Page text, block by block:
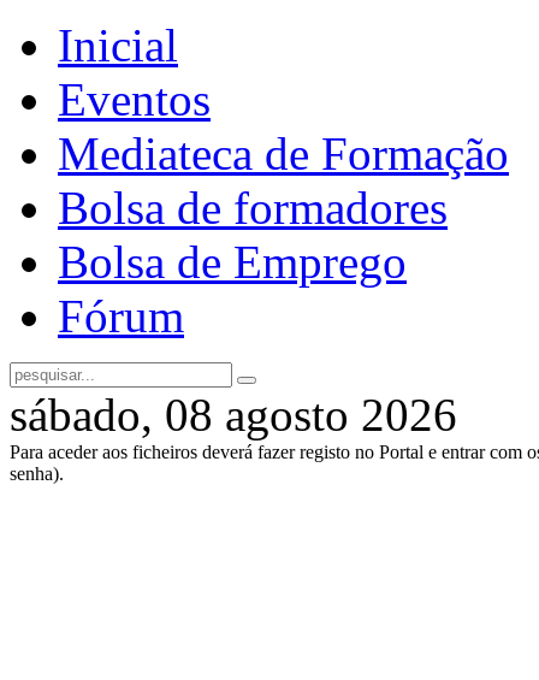
Inicial
Eventos
Mediateca de Formação
Bolsa de formadores
Bolsa de Emprego
Fórum
sábado, 08 agosto 2026
Para aceder aos ficheiros deverá fazer registo no Portal e entrar com
senha).